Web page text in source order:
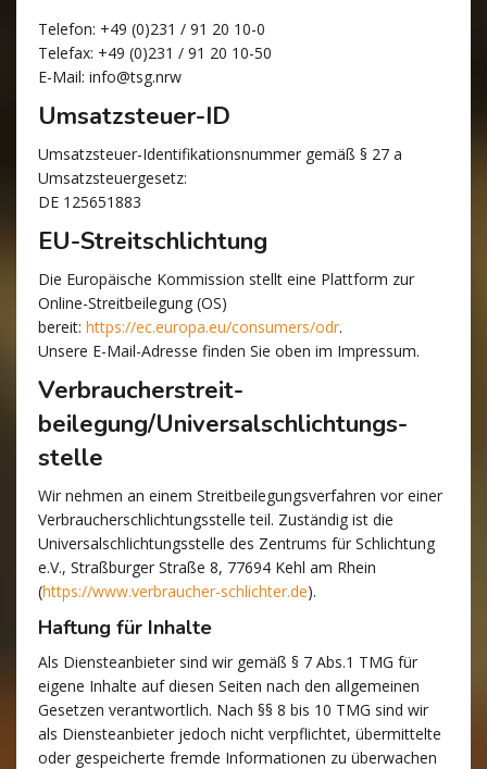
Telefon: +49 (0)231 / 91 20 10-0
Telefax: +49 (0)231 / 91 20 10-50
E-Mail: info@tsg.nrw
Umsatzsteuer-ID
Umsatzsteuer-Identifikationsnummer gemäß § 27 a
Umsatzsteuergesetz:
DE 125651883
EU-Streitschlichtung
Die Europäische Kommission stellt eine Plattform zur
Online-Streitbeilegung (OS)
bereit: https://ec.europa.eu/consumers/odr.
Unsere E-Mail-Adresse finden Sie oben im Impressum.
Verbraucher­streit­
beilegung/Universal­schlichtungs­
stelle
Wir nehmen an einem Streitbeilegungsverfahren vor einer
Verbraucherschlichtungsstelle teil. Zuständig ist die
Universalschlichtungsstelle des Zentrums für Schlichtung
e.V., Straßburger Straße 8, 77694 Kehl am Rhein
(https://www.verbraucher-schlichter.de).
Haftung für Inhalte
Als Diensteanbieter sind wir gemäß § 7 Abs.1 TMG für
eigene Inhalte auf diesen Seiten nach den allgemeinen
Gesetzen verantwortlich. Nach §§ 8 bis 10 TMG sind wir
als Diensteanbieter jedoch nicht verpflichtet, übermittelte
oder gespeicherte fremde Informationen zu überwachen